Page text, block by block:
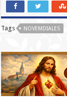
Tags NOVEMDIALES